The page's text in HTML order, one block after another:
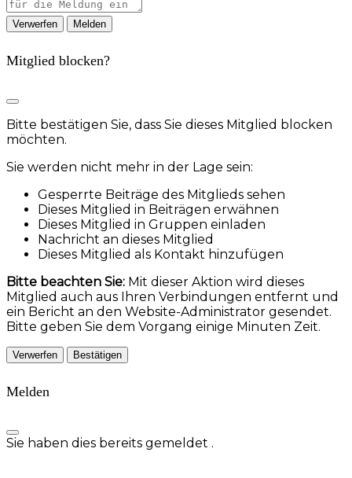
Melden
Mitglied blocken?
Bitte bestätigen Sie, dass Sie dieses Mitglied blocken
möchten.
Sie werden nicht mehr in der Lage sein:
Gesperrte Beiträge des Mitglieds sehen
Dieses Mitglied in Beiträgen erwähnen
Dieses Mitglied in Gruppen einladen
Nachricht an dieses Mitglied
Dieses Mitglied als Kontakt hinzufügen
Bitte beachten Sie: Mit dieser Aktion wird dieses
Mitglied auch aus Ihren Verbindungen entfernt und
ein Bericht an den Website-Administrator gesendet.
Bitte geben Sie dem Vorgang einige Minuten Zeit.
Bestätigen
Melden
Sie haben dies bereits gemeldet .